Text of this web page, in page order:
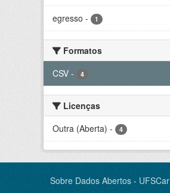
egresso - 1
Formatos
CSV - 4
Licenças
Outra (Aberta) - 4
Sobre Dados Abertos - UFSCar